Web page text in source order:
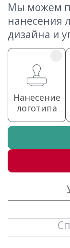
Мы можем
нанесения
дизайна и
Нанесение
логотипа